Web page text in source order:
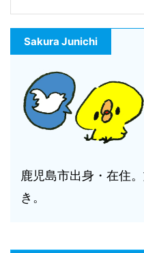
Sakura Junichi
鹿児島市出身・在住
き。